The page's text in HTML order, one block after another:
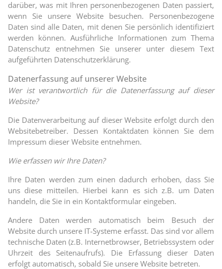
darüber, was mit Ihren personenbezogenen Daten passiert,
wenn Sie unsere Website besuchen. Personenbezogene
Daten sind alle Daten, mit denen Sie persönlich identifiziert
werden können. Ausführliche Informationen zum Thema
Datenschutz entnehmen Sie unserer unter diesem Text
aufgeführten Datenschutzerklärung.
Datenerfassung auf unserer Website
Wer ist verantwortlich für die Datenerfassung auf dieser
Website?
Die Datenverarbeitung auf dieser Website erfolgt durch den
Websitebetreiber. Dessen Kontaktdaten können Sie dem
Impressum dieser Website entnehmen.
Wie erfassen wir Ihre Daten?
Ihre Daten werden zum einen dadurch erhoben, dass Sie
uns diese mitteilen. Hierbei kann es sich z.B. um Daten
handeln, die Sie in ein Kontaktformular eingeben.
Andere Daten werden automatisch beim Besuch der
Website durch unsere IT-Systeme erfasst. Das sind vor allem
technische Daten (z.B. Internetbrowser, Betriebssystem oder
Uhrzeit des Seitenaufrufs). Die Erfassung dieser Daten
erfolgt automatisch, sobald Sie unsere Website betreten.